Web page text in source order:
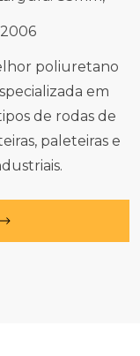
poliuretano
em
de rodas de
paleteiras e